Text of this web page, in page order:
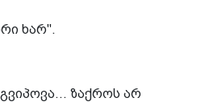
ხარ".
ზაქროს არ